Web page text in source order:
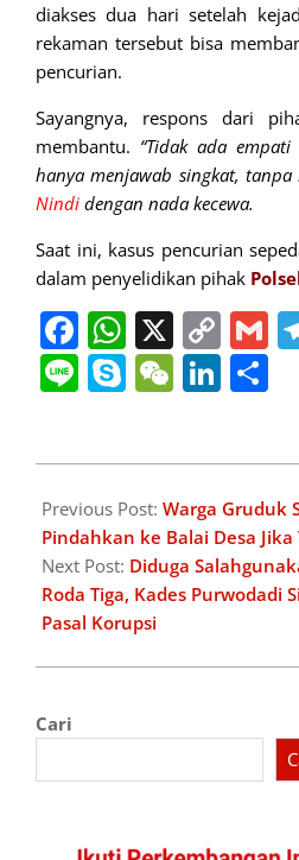
diakses dua hari setelah
rekaman tersebut bisa
pencurian.
Sayangnya, respons dari
membantu. “Tidak ada
hanya menjawab singkat, tanpa
Nindi dengan nada kecewa.
Saat ini, kasus pencurian
dalam penyelidikan pihak
Facebook
X
Link
LineSkypeWeChat
06-
04
Previous Post: Warga Gruduk
Pindahkan ke Balai Desa Jika
Next Post: Diduga
Roda Tiga, Kades Purwodadi
Pasal Korupsi
Cari